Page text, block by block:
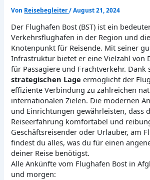
Von Reisebegleiter/August 21, 2024
Der Flughafen Bost (BST) ist ein
Verkehrsflughafen in der Region und
Knotenpunkt für Reisende. Mit seiner
Infrastruktur bietet er eine Vielzahl von
für Passagiere und Frachtverkehr. Dank
strategischen Lage ermöglicht der
effiziente Verbindung zu zahlreichen
internationalen Zielen. Die modernen
und Einrichtungen gewährleisten, dass
Reiseerfahrung komfortabel und
Geschäftsreisender oder Urlauber, am
findest du alles, was du für einen
deiner Reise benötigst.
Alle Ankünfte vom Flughafen Bost in
und morgen: